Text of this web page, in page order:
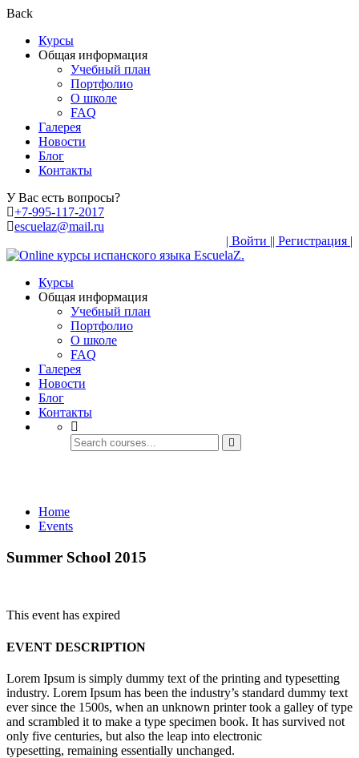
Back
Курсы
Общая информация
Учебный план
Портфолио
О школе
FAQ
Галерея
Новости
Блог
Контакты
У Вас есть вопросы?
+7-995-117-2017
escuelaz@mail.ru
| Регистрация |
| Войти |
Курсы
Общая информация
Учебный план
Портфолио
О школе
FAQ
Галерея
Новости
Блог
Контакты
Home
Events
Summer School 2015
This event has expired
EVENT DESCRIPTION
Lorem Ipsum is simply dummy text of the printing and typesetting
industry. Lorem Ipsum has been the industry’s standard dummy text
ever since the 1500s, when an unknown printer took a galley of type
and scrambled it to make a type specimen book. It has survived not
only five centuries, but also the leap into electronic
typesetting, remaining essentially unchanged.